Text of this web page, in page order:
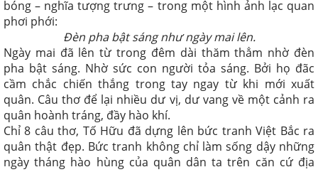
bóng – nghĩa tượng trưng – trong một hình ảnh lạc quan
phơi phới:
Đèn pha bật sáng như ngày mai lên.
Ngày mai đã lên từ trong đêm dài thăm thẳm nhờ đèn
pha bật sáng. Nhờ sức con người tỏa sáng. Bởi họ đãc
cầm chắc chiến thắng trong tay ngay từ khi mới xuất
quân. Câu thơ để lại nhiều dư vị, dư vang về một cảnh ra
quân hoành tráng, đầy hào khí.
Chỉ 8 câu thơ, Tố Hữu đã dựng lên bức tranh Việt Bắc ra
quân thật đẹp. Bức tranh không chỉ làm sống dậy những
ngày tháng hào hùng của quân dân ta trên căn cứ địa